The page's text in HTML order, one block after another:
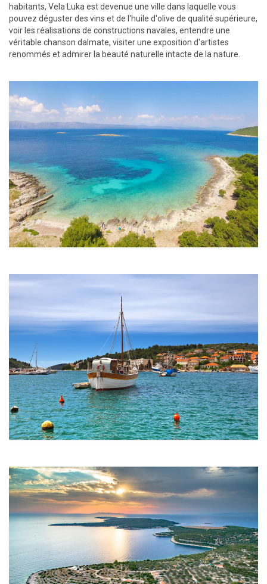
habitants, Vela Luka est devenue une ville dans laquelle vous
pouvez déguster des vins et de l'huile d'olive de qualité supérieure,
voir les réalisations de constructions navales, entendre une
véritable chanson dalmate, visiter une exposition d'artistes
renommés et admirer la beauté naturelle intacte de la nature.